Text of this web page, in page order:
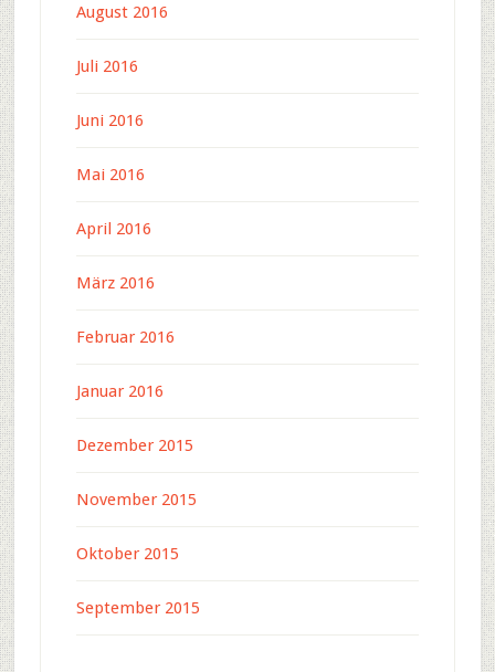
August 2016
Juli 2016
Juni 2016
Mai 2016
April 2016
März 2016
Februar 2016
Januar 2016
Dezember 2015
November 2015
Oktober 2015
September 2015